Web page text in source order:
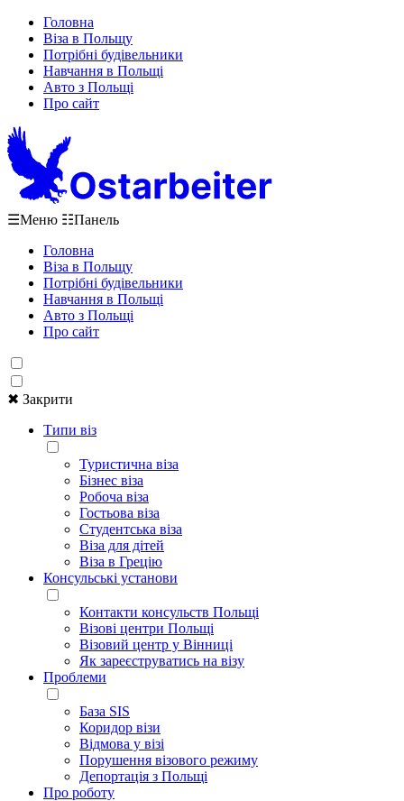
Головна
Віза в Польщу
Потрібні будівельники
Навчання в Польщі
Авто з Польщі
Про сайт
☰Меню ☷Панель
Головна
Віза в Польщу
Потрібні будівельники
Навчання в Польщі
Авто з Польщі
Про сайт
✖ Закрити
Типи віз
Туристична віза
Бізнес віза
Робоча віза
Гостьова віза
Студентська віза
Віза для дітей
Віза в Грецію
Консульські установи
Контакти консульств Польщі
Візові центри Польщі
Візовий центр у Вінниці
Як зареєструватись на візу
Проблеми
База SIS
Коридор візи
Відмова у візі
Порушення візового режиму
Депортація з Польщі
Про роботу